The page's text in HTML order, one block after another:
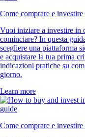
Come comprare e
Vuoi iniziare a investire in
cominciare? In questa
scegliere una piattaforma
e acquistare la tua prima
indicazioni pratiche su
giorno.
Learn more
Come comprare e